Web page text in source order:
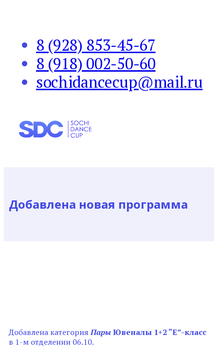
8 (928) 853-45-67
8 (918) 002-50-60
sochidancecup@mail.ru
Добавлена новая программа
Добавлена категорияПарыЮвеналы 1+2 “Е”-класс
в 1-м отделении 06.10.